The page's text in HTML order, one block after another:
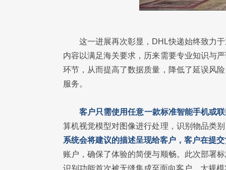
这一进展再次彰显，DHL快递始终致力
内容以满足海关要求，历来需要专业知识与
环节，从而提高了数据质量，降低了延误风
服务。
客户只需使用任意一款标准智能手机或
算机视觉模型对图像进行处理，识别物品类
系统会将建议的描述呈现给客户，客户在提
账户，确保了体验的简便与顺畅。此次部署
识别功能首次被无缝集成至面向客户、大规